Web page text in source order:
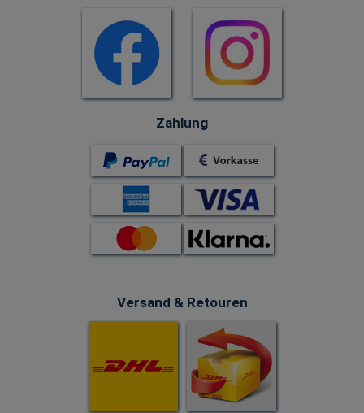
Zahlung
Versand & Retouren